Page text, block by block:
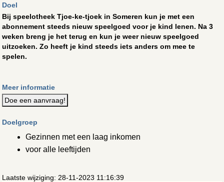
Doel
Bij speelotheek Tjoe-ke-tjoek in Someren kun je met een
abonnement steeds nieuw speelgoed voor je kind lenen. Na 3
weken breng je het terug en kun je weer nieuw speelgoed
uitzoeken. Zo heeft je kind steeds iets anders om mee te
spelen.
Meer informatie
Doe een aanvraag!
Doelgroep
Gezinnen met een laag inkomen
voor alle leeftijden
Laatste wijziging: 28-11-2023 11:16:39